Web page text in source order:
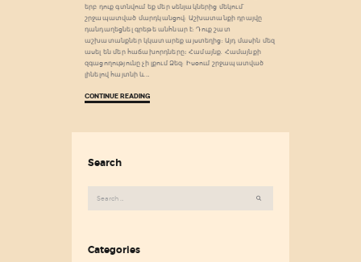
երբ դուք գտնվում եք մեր սենյակներից մեկում՝
շրջապատված մարդկանցով: Աշխատանքի դրայվը
դանդաղեցնել գրեթե անհնար է: Դուք շատ
աշխատանքներ կկատարեք այստեղից: Այդ մասին մեզ
ասել են մեր հաճախորդները։ Համայնք. Համայնքի
զգացողությունը չի լքում Ձեզ: Իսօում շրջապատված
լինելով հայտնի և…
CONTINUE READING
Search
for:
Categories